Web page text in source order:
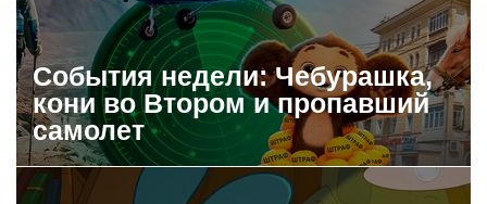
События недели: Чебурашка,
кони во Втором и пропавший
самолет